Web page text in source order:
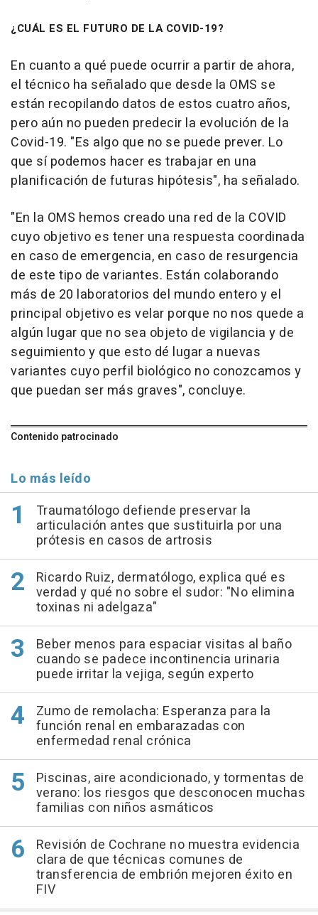
¿CUÁL ES EL FUTURO DE LA COVID-19?
En cuanto a qué puede ocurrir a partir de ahora,
el técnico ha señalado que desde la OMS se
están recopilando datos de estos cuatro años,
pero aún no pueden predecir la evolución de la
Covid-19. "Es algo que no se puede prever. Lo
que sí podemos hacer es trabajar en una
planificación de futuras hipótesis", ha señalado.
"En la OMS hemos creado una red de la COVID
cuyo objetivo es tener una respuesta coordinada
en caso de emergencia, en caso de resurgencia
de este tipo de variantes. Están colaborando
más de 20 laboratorios del mundo entero y el
principal objetivo es velar porque no nos quede a
algún lugar que no sea objeto de vigilancia y de
seguimiento y que esto dé lugar a nuevas
variantes cuyo perfil biológico no conozcamos y
que puedan ser más graves", concluye.
Contenido patrocinado
Lo más leído
Traumatólogo defiende preservar la
articulación antes que sustituirla por una
prótesis en casos de artrosis
Ricardo Ruiz, dermatólogo, explica qué es
verdad y qué no sobre el sudor: "No elimina
toxinas ni adelgaza"
Beber menos para espaciar visitas al baño
cuando se padece incontinencia urinaria
puede irritar la vejiga, según experto
Zumo de remolacha: Esperanza para la
función renal en embarazadas con
enfermedad renal crónica
Piscinas, aire acondicionado, y tormentas de
verano: los riesgos que desconocen muchas
familias con niños asmáticos
Revisión de Cochrane no muestra evidencia
clara de que técnicas comunes de
transferencia de embrión mejoren éxito en
FIV